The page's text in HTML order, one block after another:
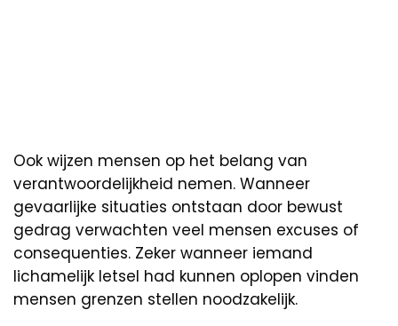
Ook wijzen mensen op het belang van
verantwoordelijkheid nemen. Wanneer
gevaarlijke situaties ontstaan door bewust
gedrag verwachten veel mensen excuses of
consequenties. Zeker wanneer iemand
lichamelijk letsel had kunnen oplopen vinden
mensen grenzen stellen noodzakelijk.